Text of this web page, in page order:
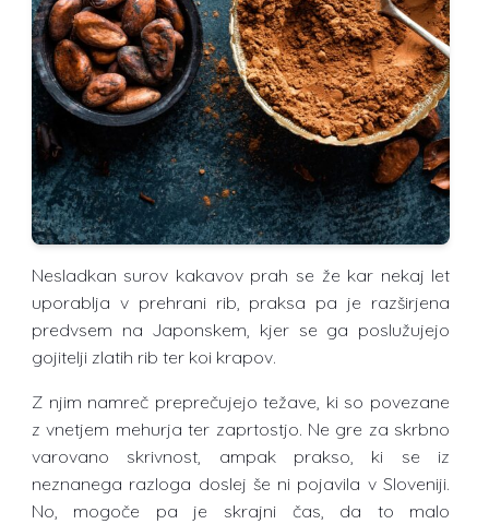
Nesladkan surov kakavov prah se že kar nekaj let
uporablja v prehrani rib, praksa pa je razširjena
predvsem na Japonskem, kjer se ga poslužujejo
gojitelji zlatih rib ter koi krapov.
Z njim namreč preprečujejo težave, ki so povezane
z vnetjem mehurja ter zaprtostjo. Ne gre za skrbno
varovano skrivnost, ampak prakso, ki se iz
neznanega razloga doslej še ni pojavila v Sloveniji.
No, mogoče pa je skrajni čas, da to malo